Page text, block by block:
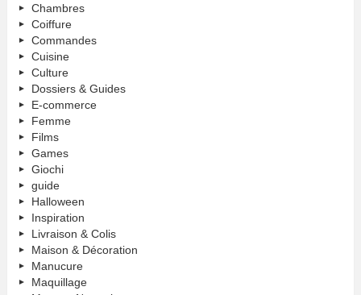
Chambres
Coiffure
Commandes
Cuisine
Culture
Dossiers & Guides
E-commerce
Femme
Films
Games
Giochi
guide
Halloween
Inspiration
Livraison & Colis
Maison & Décoration
Manucure
Maquillage